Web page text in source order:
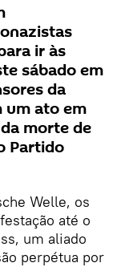
ir às
sábado em
da
um ato em
morte de
Partido
Welle, os
até o
um aliado
perpétua por